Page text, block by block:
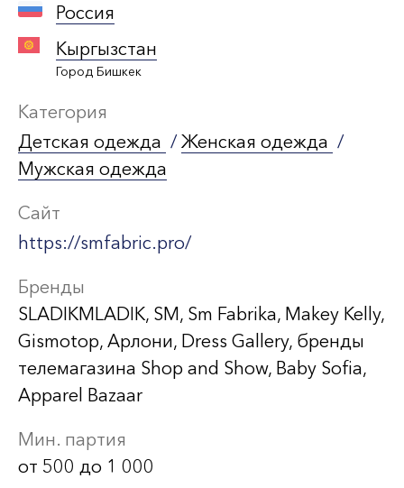
Россия
Кыргызстан
Город Бишкек
Категория
Детская одежда / Женская одежда /
Мужская одежда
Сайт
https://smfabric.pro/
Бренды
SLADIKMLADIK, SM, Sm Fabrika, Makey Kelly,
Gismotop, Арлони, Dress Gallery, бренды
телемагазина Shop and Show, Baby Sofia,
Apparel Bazaar
Мин. партия
от 500 до 1 000